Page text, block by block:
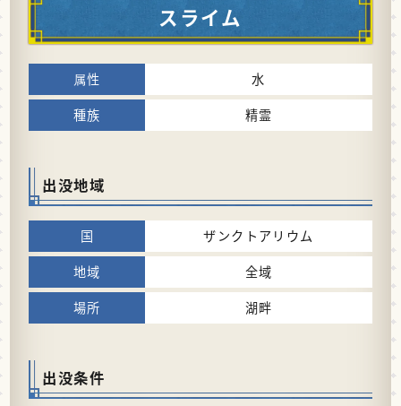
スライム
水
精霊
出没地域
ザンクトアリウム
全域
湖畔
出没条件